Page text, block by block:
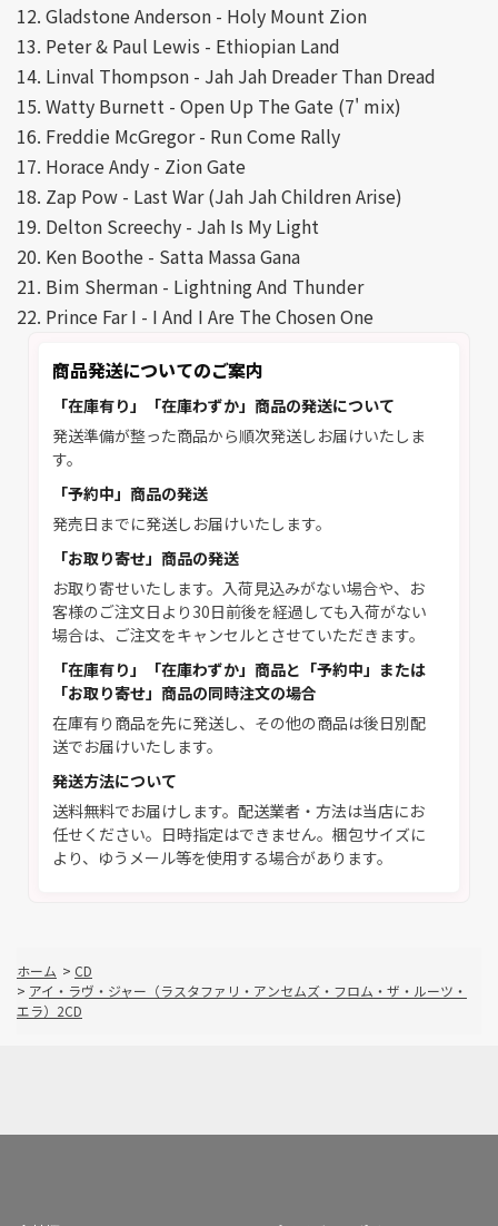
12. Gladstone Anderson - Holy Mount Zion
13. Peter & Paul Lewis - Ethiopian Land
14. Linval Thompson - Jah Jah Dreader Than Dread
15. Watty Burnett - Open Up The Gate (7' mix)
16. Freddie McGregor - Run Come Rally
17. Horace Andy - Zion Gate
18. Zap Pow - Last War (Jah Jah Children Arise)
19. Delton Screechy - Jah Is My Light
20. Ken Boothe - Satta Massa Gana
21. Bim Sherman - Lightning And Thunder
22. Prince Far I - I And I Are The Chosen One
商品発送についてのご案内
「在庫有り」「在庫わずか」商品の発送について
発送準備が整った商品から順次発送しお届けいたしま
す。
「予約中」商品の発送
発売日までに発送しお届けいたします。
「お取り寄せ」商品の発送
お取り寄せいたします。入荷見込みがない場合や、お
客様のご注文日より30日前後を経過しても入荷がない
場合は、ご注文をキャンセルとさせていただきます。
「在庫有り」「在庫わずか」商品と「予約中」または
「お取り寄せ」商品の同時注文の場合
在庫有り商品を先に発送し、その他の商品は後日別配
送でお届けいたします。
発送方法について
送料無料でお届けします。配送業者・方法は当店にお
任せください。日時指定はできません。梱包サイズに
より、ゆうメール等を使用する場合があります。
ホーム > CD
> アイ・ラヴ・ジャー（ラスタファリ・アンセムズ・フロム・ザ・ルーツ・
エラ）2CD